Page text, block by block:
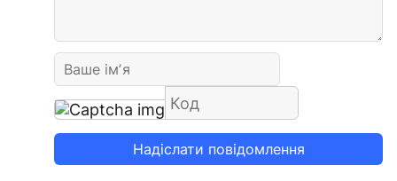
Надіслати повідомлення